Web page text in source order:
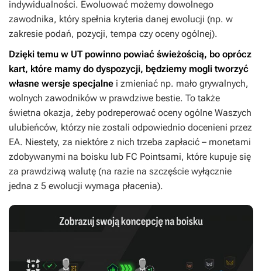
indywidualności. Ewoluować możemy dowolnego
zawodnika, który spełnia kryteria danej ewolucji (np. w
zakresie podań, pozycji, tempa czy oceny ogólnej).
Dzięki temu w UT powinno powiać świeżością, bo oprócz
kart, które mamy do dyspozycji, będziemy mogli tworzyć
własne wersje specjalne i zmieniać np. mało grywalnych,
wolnych zawodników w prawdziwe bestie. To także
świetna okazja, żeby podreperować oceny ogólne Waszych
ulubieńców, którzy nie zostali odpowiednio docenieni przez
EA. Niestety, za niektóre z nich trzeba zapłacić – monetami
zdobywanymi na boisku lub FC Pointsami, które kupuje się
za prawdziwą walutę (na razie na szczęście wyłącznie
jedna z 5 ewolucji wymaga płacenia).